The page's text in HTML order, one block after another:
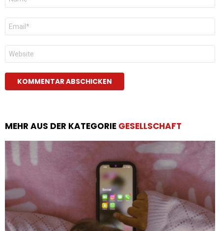
E-
Mail
*
Website
MEHR AUS DER KATEGORIE GESELLSCHAFT